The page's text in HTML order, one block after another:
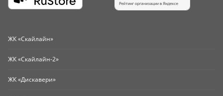
ЖК «Скайлайн»
ЖК «Скайлайн-2»
ЖК «Дискавери»